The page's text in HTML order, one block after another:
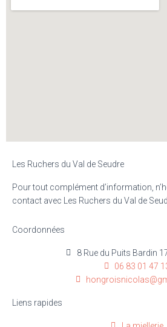
Les Ruchers du Val de Seudre
Pour tout complément d’information,
contact avec Les Ruchers du Val de
Coordonnées
8 Rue du Puits Bardin
06 83 01 47
Liens rapides